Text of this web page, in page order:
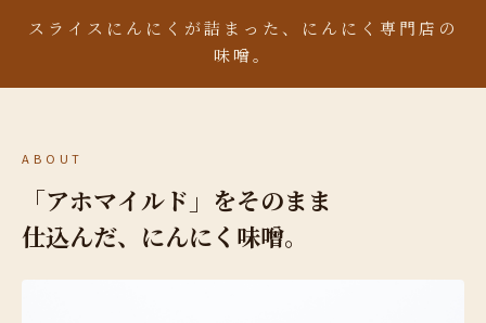
スライスにんにくが詰まった、にんにく専門店の
味噌。
ABOUT
「アホマイルド」をそのまま
仕込んだ、にんにく味噌。